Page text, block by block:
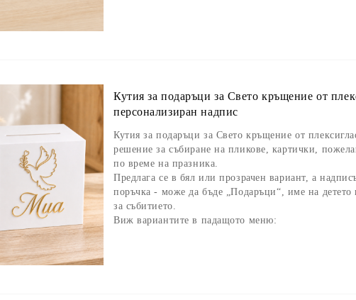
Кутия за подаръци за Свето кръщение от
персонализиран надпис
Кутия за подаръци за Свето кръщение от
решение за събиране на пликове, картички,
по време на празника.
Предлага се в бял или прозрачен вариант, а
поръчка - може да бъде „Подаръци“, име на детето
за събитието.
Виж вариантите в падащото меню: